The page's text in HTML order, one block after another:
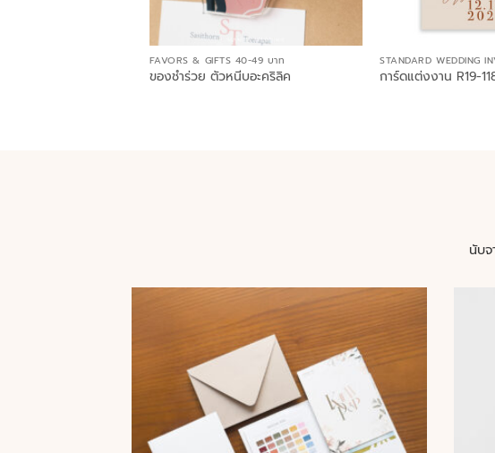
FAVORS & GIFTS 40-49 บาท
ของชำร่วย ตัวหนีบอะคริลิค
STANDARD WEDDING
การ์ดแต่งงาน R19-
นับจ